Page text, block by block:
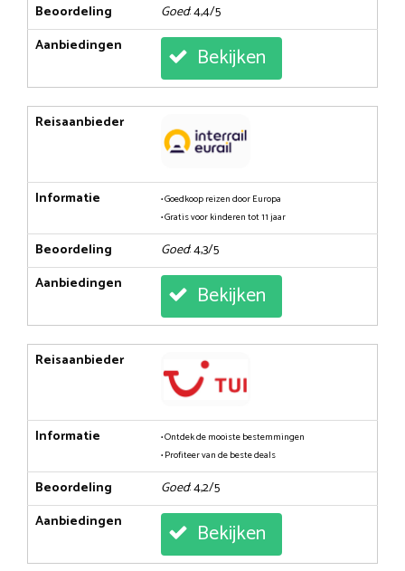
Beoordeling Goed: 4,4/5
Aanbiedingen
Bekijken
Reisaanbieder
Informatie
• Goedkoop reizen door Europa
• Gratis voor kinderen tot 11 jaar
Beoordeling Goed: 4,3/5
Aanbiedingen
Bekijken
Reisaanbieder
Informatie
• Ontdek de mooiste bestemmingen
• Profiteer van de beste deals
Beoordeling Goed: 4,2/5
Aanbiedingen
Bekijken